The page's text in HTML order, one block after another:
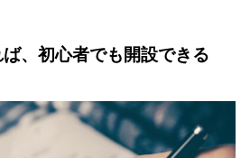
、初心者でも開設できる